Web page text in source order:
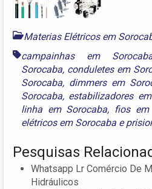
Materias Elétricos em
campainhas em
Sorocaba, conduletes em
Sorocaba, dimmers em
Sorocaba, estabilizadores
linha em Sorocaba, fios em
elétricos em Sorocaba e
Pesquisas
Whatsapp Lr Comércio De
Hidráulicos